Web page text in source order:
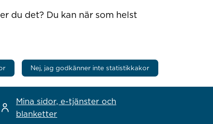
du det? Du kan när som helst
Nej, jag godkänner inte statistikkakor
Mina sidor, e-tjänster och
blanketter